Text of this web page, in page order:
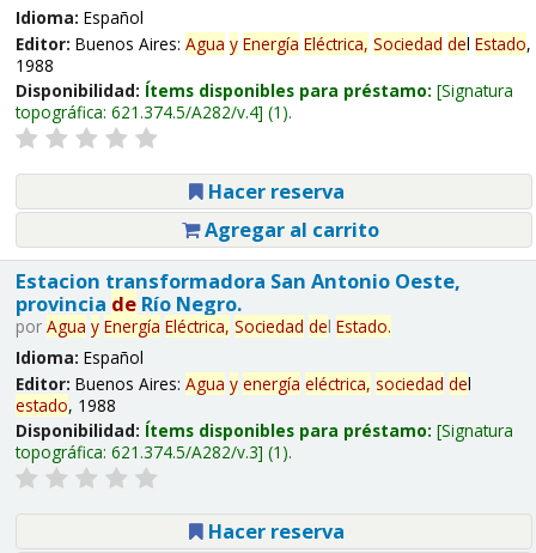
Idioma: Español
Editor: Buenos Aires: Agua y Energía Eléctrica, Sociedad del Estado,
1988
Disponibilidad: Ítems disponibles para préstamo: Signatura
topográfica: 621.374.5/A282/v.4 (1).
Hacer reserva
Agregar al carrito
Estacion transformadora San Antonio Oeste,
provincia deRío Negro.
por Agua y Energía Eléctrica, Sociedad del Estado.
Idioma: Español
Editor: Buenos Aires: Agua y energía eléctrica, sociedad del
estado, 1988
Disponibilidad: Ítems disponibles para préstamo: Signatura
topográfica: 621.374.5/A282/v.3 (1).
Hacer reserva